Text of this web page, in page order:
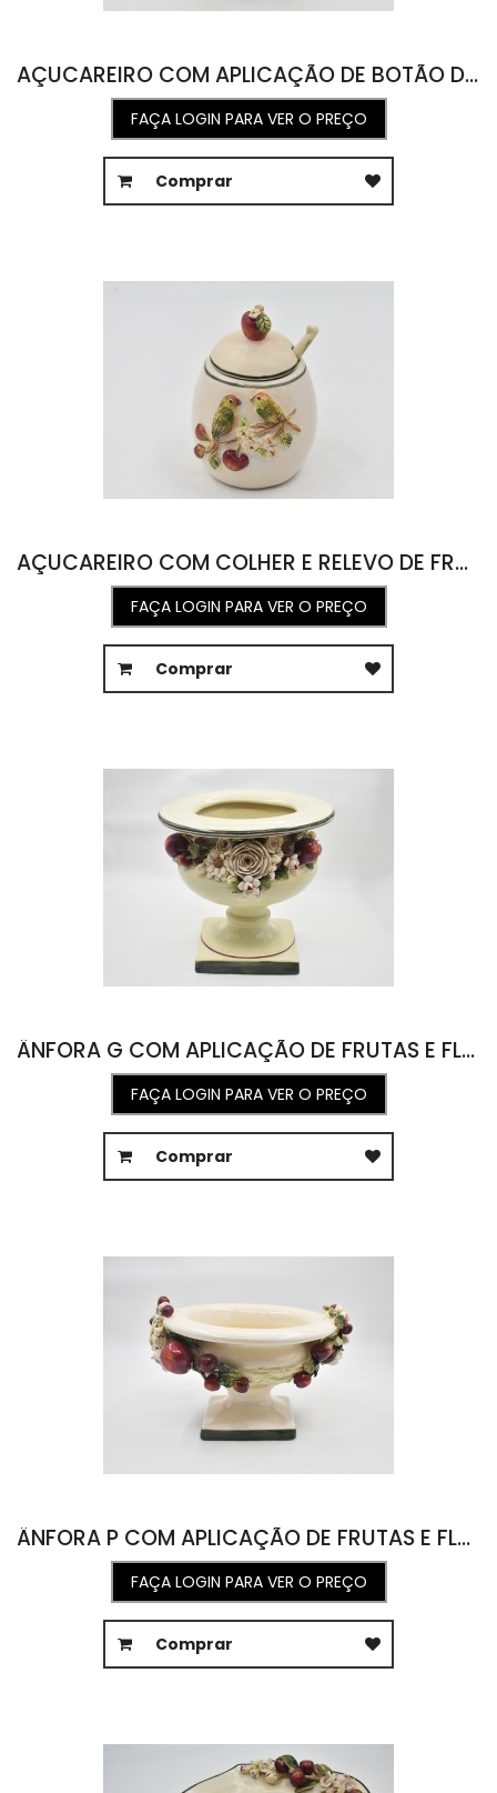
AÇUCAREIRO COM APLICAÇÃO DE BOTÃO DE ROSA 8,5D X 12A
FAÇA LOGIN PARA VER O PREÇO
Comprar
AÇUCAREIRO COM COLHER E RELEVO DE FRUTAS E FLORES 8,5L X 9C X 11,5A
FAÇA LOGIN PARA VER O PREÇO
Comprar
ÂNFORA G COM APLICAÇÃO DE FRUTAS E FLORES 37D X 35A
FAÇA LOGIN PARA VER O PREÇO
Comprar
ÂNFORA P COM APLICAÇÃO DE FRUTAS E FLORES 28,5L X 33,5C X 22,5A
FAÇA LOGIN PARA VER O PREÇO
Comprar